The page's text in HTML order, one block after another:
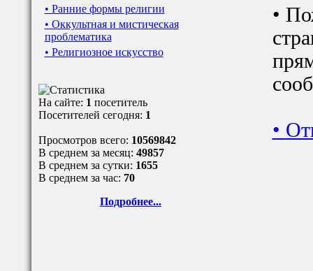
• Ранние формы религии
• Оккультная и мистическая
проблематика
• Религиозное искусство
На сайте: 1 посетитель
Посетителей сегодня: 1
Просмотров всего: 10569842
В среднем за месяц: 49857
В среднем за сутки: 1655
В среднем за час: 70
Подробнее...
•
•